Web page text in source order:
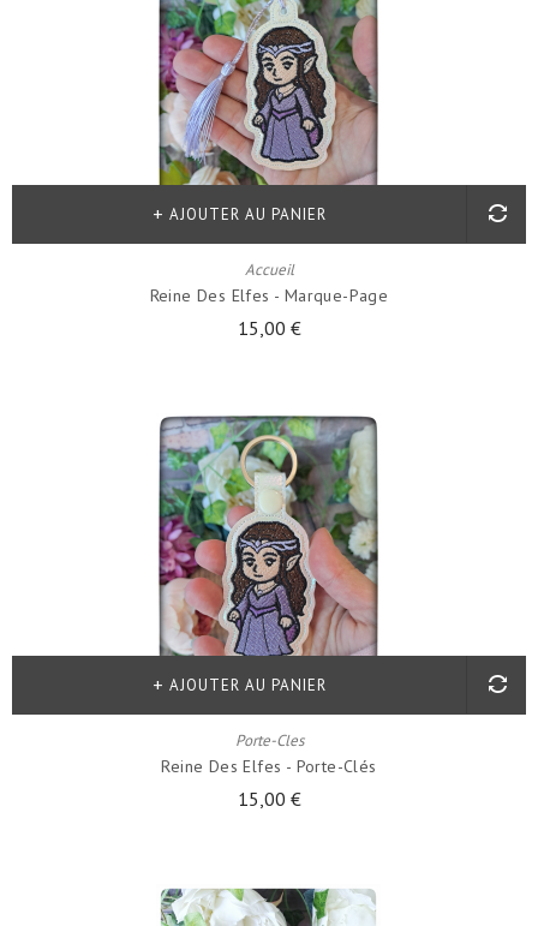
Accueil
Reine Des Elfes - Marque-Page
15,00 €
AJOUTER AU PANIER
Porte-Cles
Reine Des Elfes - Porte-Clés
15,00 €
AJOUTER AU PANIER